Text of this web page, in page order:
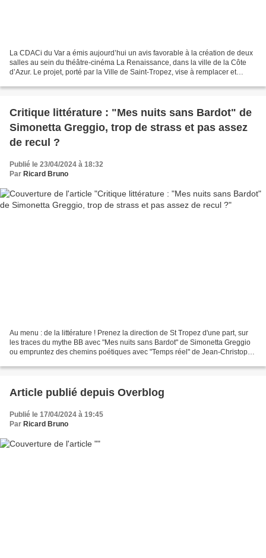
La CDACi du Var a émis aujourd’hui un avis favorable à la création de deux
salles au sein du théâtre-cinéma La Renaissance, dans la ville de la Côte
d’Azur. Le projet, porté par la Ville de Saint-Tropez, vise à remplacer et
Critique littérature : "Mes nuits sans Bardot" de
Simonetta Greggio, trop de strass et pas assez
de recul ?
Publié le 23/04/2024 à 18:32
Par Ricard Bruno
Au menu : de la littérature ! Prenez la direction de St Tropez d'une part, sur
les traces du mythe BB avec "Mes nuits sans Bardot" de Simonetta Greggio
ou empruntez des chemins poétiques avec "Temps réel" de Jean-Christophe
Article publié depuis Overblog
Publié le 17/04/2024 à 19:45
Par Ricard Bruno